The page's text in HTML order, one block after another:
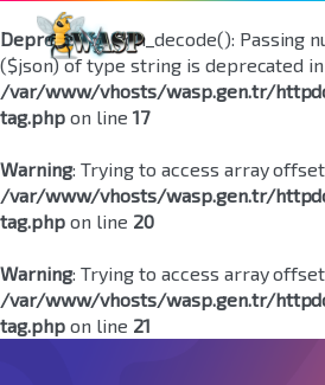
Deprecated: json_decode(): Passing
($json) of type string is deprecated in
/var/www/vhosts/wasp.gen.tr/
tag.phpon line 17
Warning: Trying to access array
/var/www/vhosts/wasp.gen.tr/
tag.phpon line 20
Warning: Trying to access array
/var/www/vhosts/wasp.gen.tr/
tag.phpon line 21